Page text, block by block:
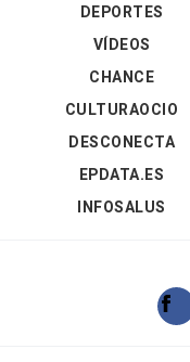
DEPORTES
VÍDEOS
CHANCE
CULTURAOCIO
DESCONECTA
EPDATA.ES
INFOSALUS